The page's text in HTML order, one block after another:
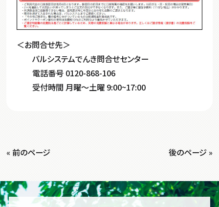
＜お問合せ先＞
パルシステムでんき問合せセンター
電話番号 0120-868-106
受付時間 月曜～土曜 9:00~17:00
« 前のページ 後のページ »